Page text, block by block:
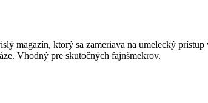
magazín, ktorý sa zameriava na umelecký
Vhodný pre skutočných fajnšmekrov.